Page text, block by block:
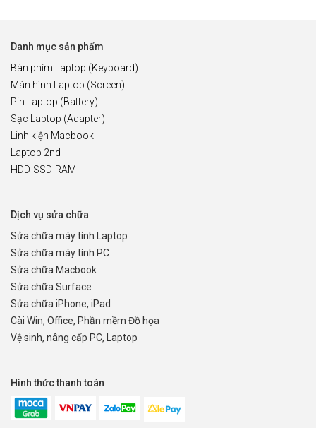
Danh mục sản phẩm
Bàn phím Laptop (Keyboard)
Màn hình Laptop (Screen)
Pin Laptop (Battery)
Sạc Laptop (Adapter)
Linh kiện Macbook
Laptop 2nd
HDD-SSD-RAM
Dịch vụ sửa chữa
Sửa chữa máy tính Laptop
Sửa chữa máy tính PC
Sửa chữa Macbook
Sửa chữa Surface
Sửa chữa iPhone, iPad
Cài Win, Office, Phần mềm Đồ họa
Vệ sinh, nâng cấp PC, Laptop
Hình thức thanh toán